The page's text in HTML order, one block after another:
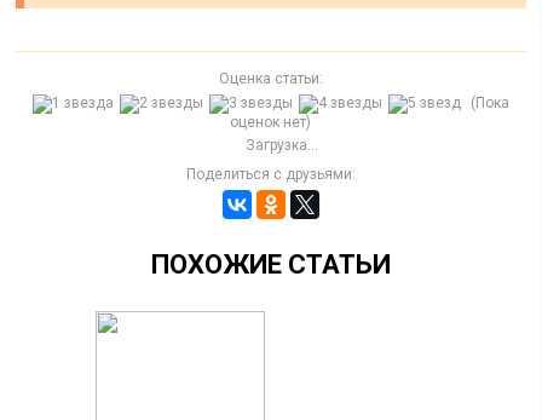
Оценка статьи:
(Пока
оценок нет)
Загрузка...
Поделиться с друзьями:
ПОХОЖИЕ СТАТЬИ